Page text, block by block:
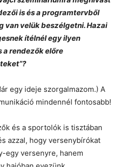
is és a programtervből
van velük beszélgetni. Hazai
ítélnél egy ilyen
a rendezők előre
egy ideje szorgalmazom.) A
mindennél fontosabb!
és a sportolók is tisztában
azzal, hogy versenybírókat
egy versenyre, hanem